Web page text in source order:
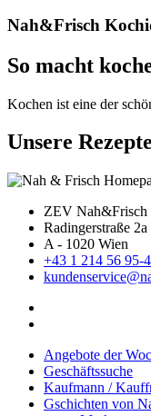
Nah&Frisch
So macht
Kochen ist eine der
Unsere
ZEV Nah&Frisch
Radingerstraße 2a
A - 1020 Wien
+43 1 214 56 95-
Angebote der
Geschäftssuche
Kaufmann /
Gschichten von